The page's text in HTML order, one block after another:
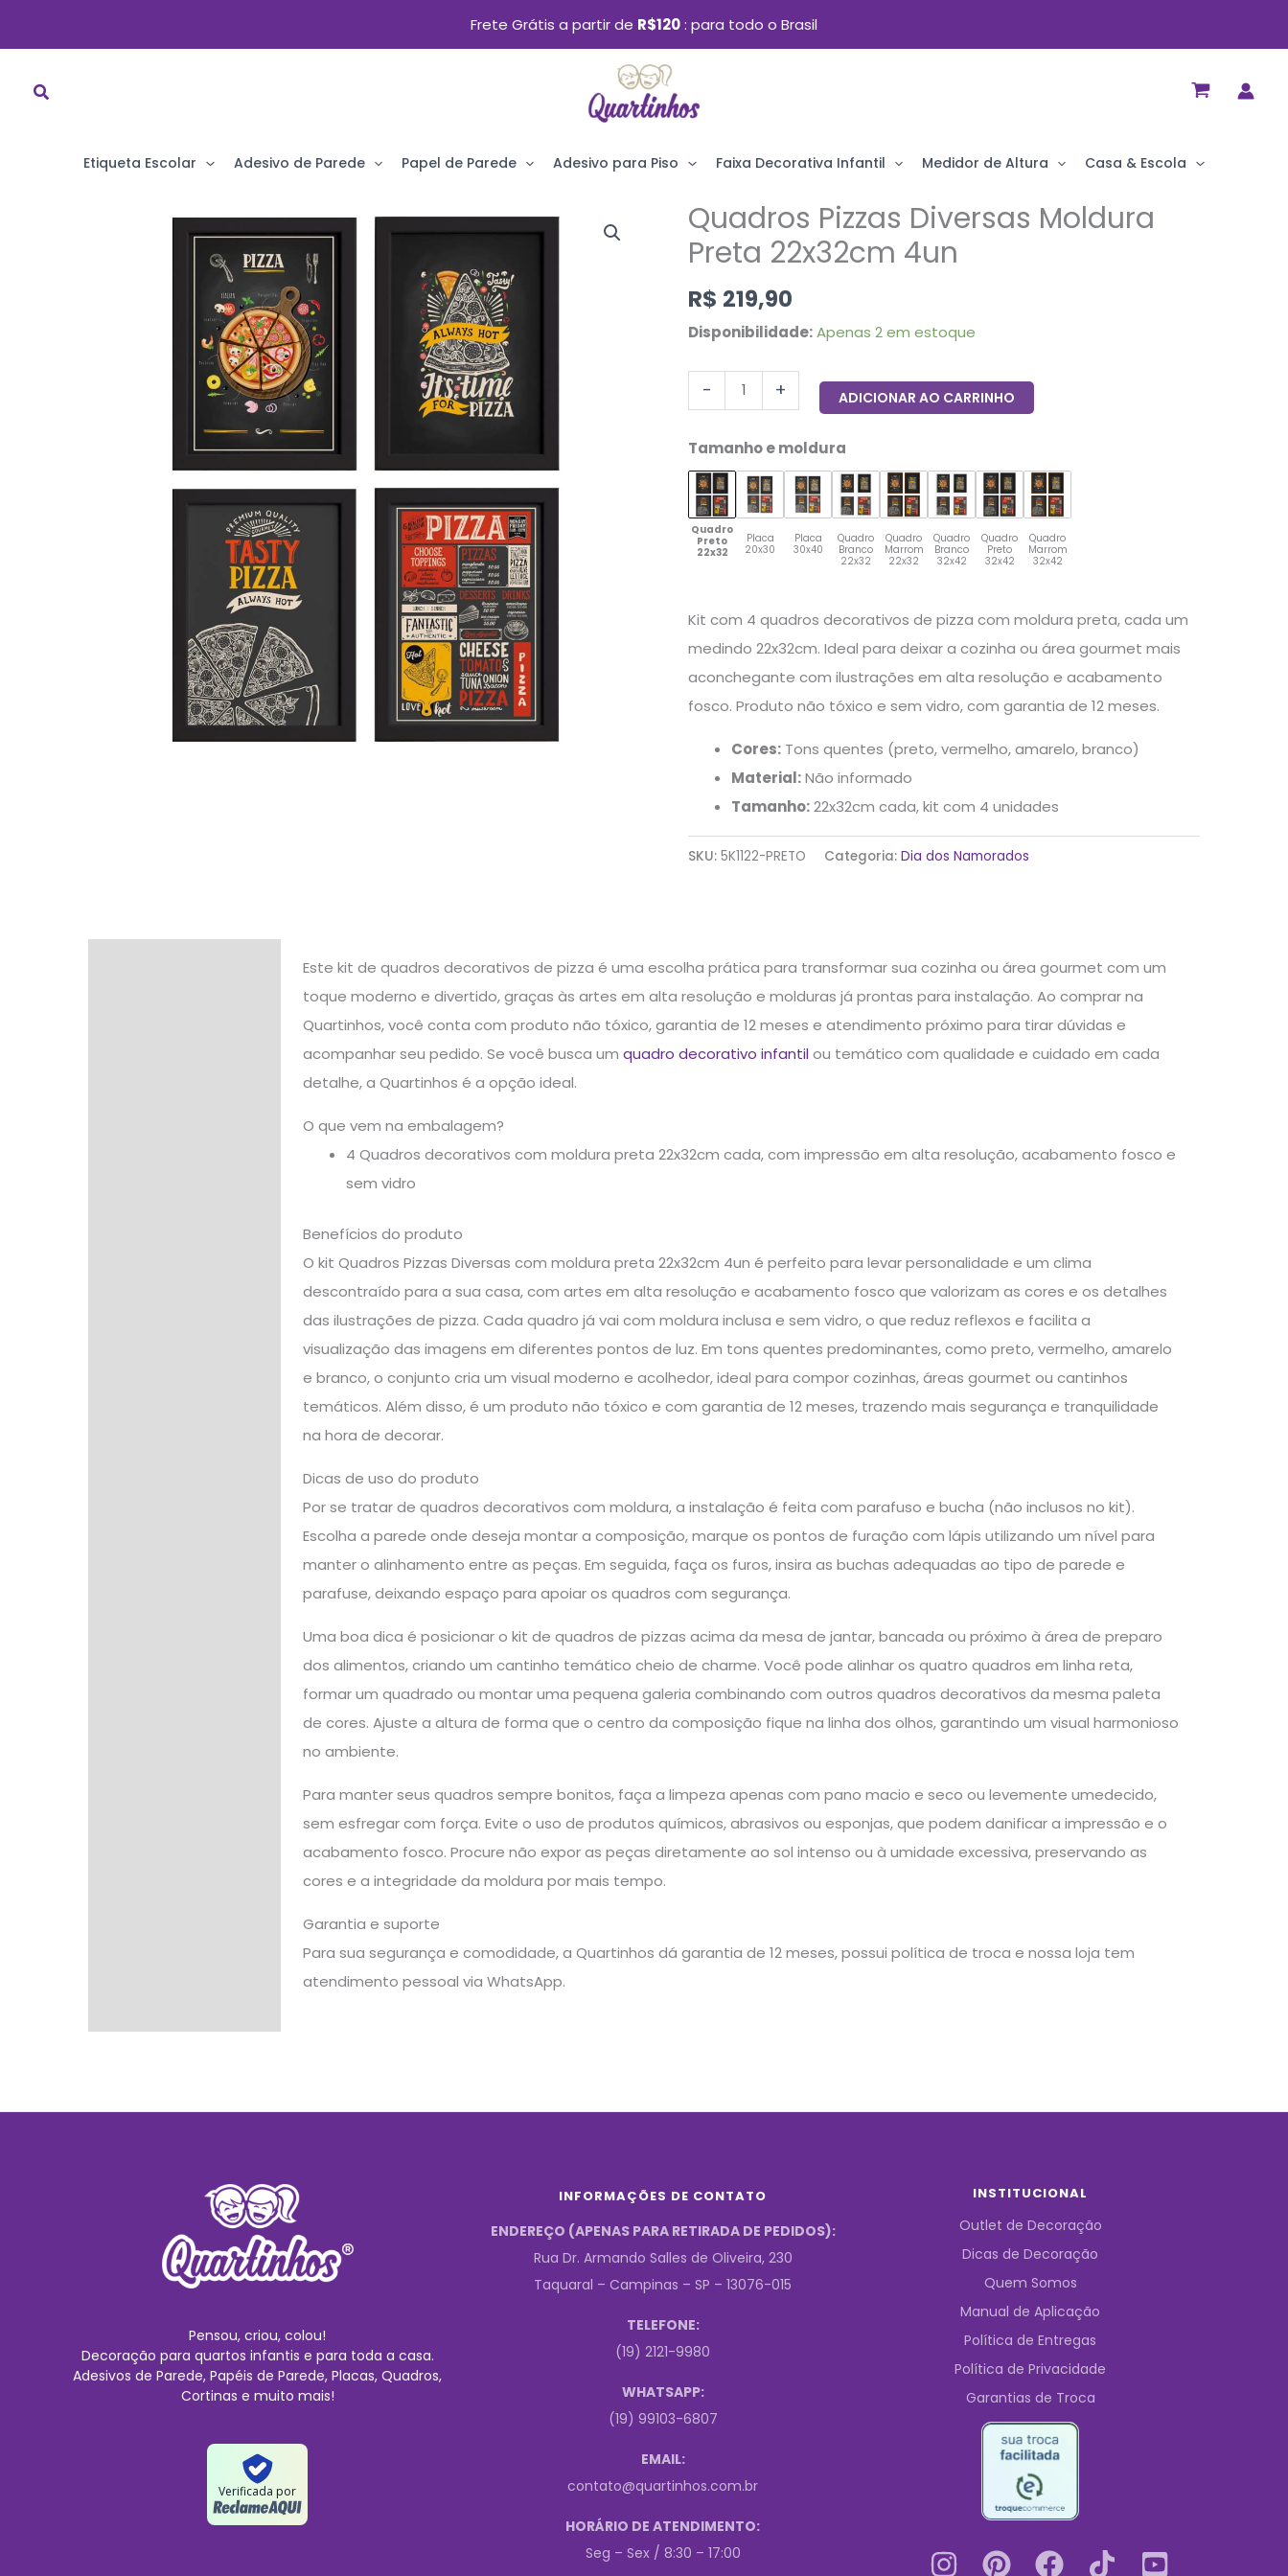
Ir
Frete Grátis a partir de R$120 para todo o Brasil
Etiqueta Escolar Adesivo de Parede Papel de Parede Adesivo para Piso Faixa Decorativa Infantil Medidor de Altura Casa & Escola
Quadros Pizzas Diversas Moldura
Preta 22x32cm 4un
R$ 219,90
Disponibilidade: Apenas 2 em estoque
-
Quadros
Pizzas
Moldura
Preta
4un
quantidade
+ ADICIONAR AO CARRINHO
Tamanho e moldura
Quadro
Preto
22x32
Placa
20x30
Placa
30x40
Quadro
Branco
22x32
Quadro
Marrom
22x32
Quadro
Branco
32x42
Quadro
Preto
32x42
Quadro
Marrom
32x42
Kit com 4 quadros decorativos de pizza com moldura preta, cada um
medindo 22x32cm. Ideal para deixar a cozinha ou área gourmet mais
aconchegante com ilustrações em alta resolução e acabamento
fosco. Produto não tóxico e sem vidro, com garantia de 12 meses.
Cores: Tons quentes (preto, vermelho, amarelo, branco)
Material:Não informado
Tamanho:22x32cm cada, kit com 4 unidades
SKU:5K1122-PRETO Categoria:Dia dos Namorados
Este kit de quadros decorativos de pizza é uma escolha prática para transformar sua cozinha ou área gourmet com um
toque moderno e divertido, graças às artes em alta resolução e molduras já prontas para instalação. Ao comprar na
Quartinhos, você conta com produto não tóxico, garantia de 12 meses e atendimento próximo para tirar dúvidas e
acompanhar seu pedido. Se você busca um quadro decorativo infantil ou temático com qualidade e cuidado em cada
detalhe, a Quartinhos é a opção ideal.
O que vem na embalagem?
4 Quadros decorativos com moldura preta 22x32cm cada, com impressão em alta resolução, acabamento fosco e
sem vidro
Benefícios do produto
O kit Quadros Pizzas Diversas com moldura preta 22x32cm 4un é perfeito para levar personalidade e um clima
descontraído para a sua casa, com artes em alta resolução e acabamento fosco que valorizam as cores e os detalhes
das ilustrações de pizza. Cada quadro já vai com moldura inclusa e sem vidro, o que reduz reflexos e facilita a
visualização das imagens em diferentes pontos de luz. Em tons quentes predominantes, como preto, vermelho, amarelo
e branco, o conjunto cria um visual moderno e acolhedor, ideal para compor cozinhas, áreas gourmet ou cantinhos
temáticos. Além disso, é um produto não tóxico e com garantia de 12 meses, trazendo mais segurança e tranquilidade
na hora de decorar.
Dicas de uso do produto
Por se tratar de quadros decorativos com moldura, a instalação é feita com parafuso e bucha (não inclusos no kit).
Escolha a parede onde deseja montar a composição, marque os pontos de furação com lápis utilizando um nível para
manter o alinhamento entre as peças. Em seguida, faça os furos, insira as buchas adequadas ao tipo de parede e
parafuse, deixando espaço para apoiar os quadros com segurança.
Uma boa dica é posicionar o kit de quadros de pizzas acima da mesa de jantar, bancada ou próximo à área de preparo
dos alimentos, criando um cantinho temático cheio de charme. Você pode alinhar os quatro quadros em linha reta,
formar um quadrado ou montar uma pequena galeria combinando com outros quadros decorativos da mesma paleta
de cores. Ajuste a altura de forma que o centro da composição fique na linha dos olhos, garantindo um visual harmonioso
no ambiente.
Para manter seus quadros sempre bonitos, faça a limpeza apenas com pano macio e seco ou levemente umedecido,
sem esfregar com força. Evite o uso de produtos químicos, abrasivos ou esponjas, que podem danificar a impressão e o
acabamento fosco. Procure não expor as peças diretamente ao sol intenso ou à umidade excessiva, preservando as
cores e a integridade da moldura por mais tempo.
Garantia e suporte
Para sua segurança e comodidade, a Quartinhos dá garantia de 12 meses, possui política de troca e nossa loja tem
atendimento pessoal via WhatsApp.
Pensou, criou, colou!
Decoração para quartos infantis e para toda a casa.
Adesivos de Parede, Papéis de Parede, Placas, Quadros,
Cortinas e muito mais!
Verificada por
INFORMAÇÕES DE CONTATO
ENDEREÇO (APENAS PARA RETIRADA DE PEDIDOS):
Rua Dr. Armando Salles de Oliveira, 230
Taquaral – Campinas – SP – 13076-015
TELEFONE:
(19) 2121-9980
WHATSAPP:
(19) 99103-6807
EMAIL:
contato@quartinhos.com.br
HORÁRIO DE ATENDIMENTO:
Seg – Sex / 8:30 – 17:00
INSTITUCIONAL
Outlet de Decoração
Dicas de Decoração
Quem Somos
Manual de Aplicação
Política de Entregas
Política de Privacidade
Garantias de Troca